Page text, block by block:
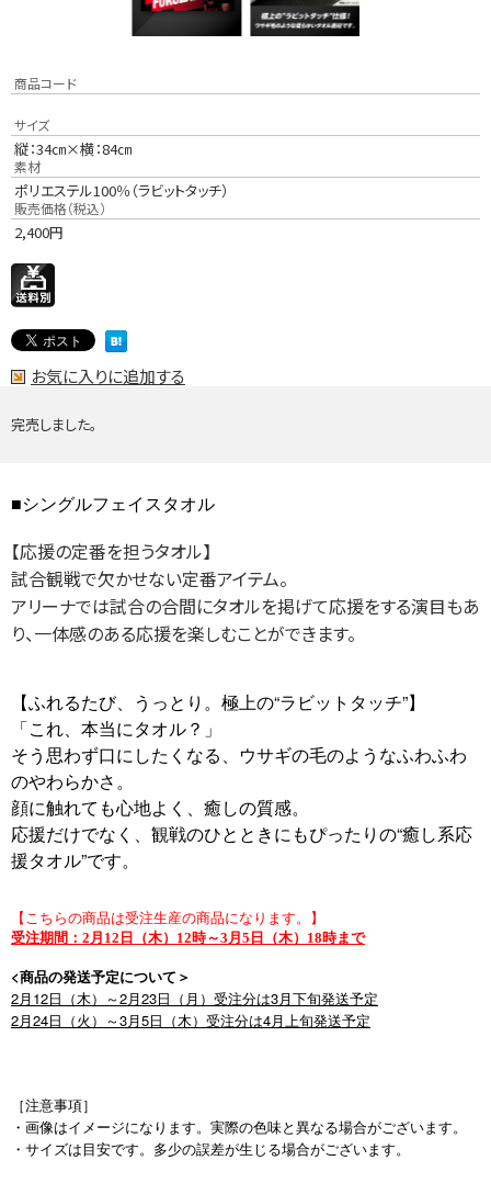
商品コード
サイズ
縦：34㎝×横：84㎝
素材
ポリエステル100％（ラビットタッチ）
販売価格（税込）
2,400円
お気に入りに追加する
完売しました。
■シングルフェイスタオル
【応援の定番を担うタオル】
試合観戦で欠かせない定番アイテム。
アリーナでは試合の合間にタオルを掲げて応援をする演目もあ
り、一体感のある応援を楽しむことができます。
【ふれるたび、うっとり。極上の“ラビットタッチ”】
「これ、本当にタオル？」
そう思わず口にしたくなる、ウサギの毛のようなふわふわ
のやわらかさ。
顔に触れても心地よく、癒しの質感。
応援だけでなく、観戦のひとときにもぴったりの“癒し系応
援タオル”です。
【こちらの商品は受注生産の商品になります。】
受注期間：2月12日（木）12時～3月5日（木）18時まで
<商品の発送予定について＞
2月12日（木）～2月23日（月）受注分は3月下旬発送予定
2月24日（火）～3月5日（木）受注分は4月上旬発送予定
［注意事項］
・画像はイメージになります。実際の色味と異なる場合がございます。
・サイズは目安です。多少の誤差が生じる場合がございます。